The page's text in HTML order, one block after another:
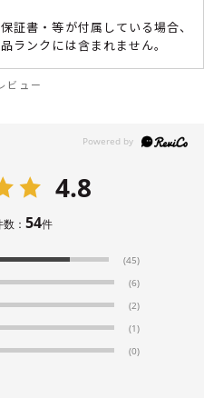
証書・等が付属している場合、
ランクには含まれません。
ビュー
4.8
： 54件
(45)
(6)
(2)
(1)
(0)